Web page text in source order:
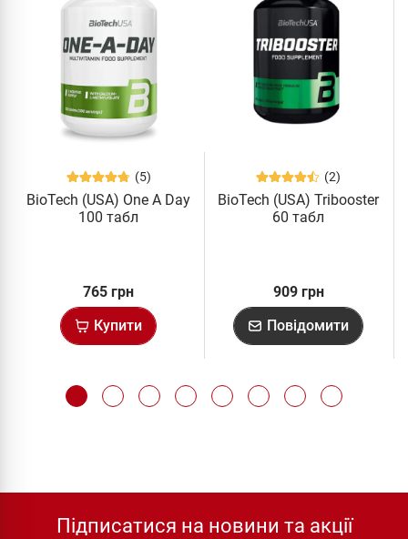
(5)
BioTech (USA) One A Day
100 табл
765 грн
Купити
(2)
BioTech (USA) Tribooster
60 табл
909 грн
Повідомити
Підписатися на новини та акції